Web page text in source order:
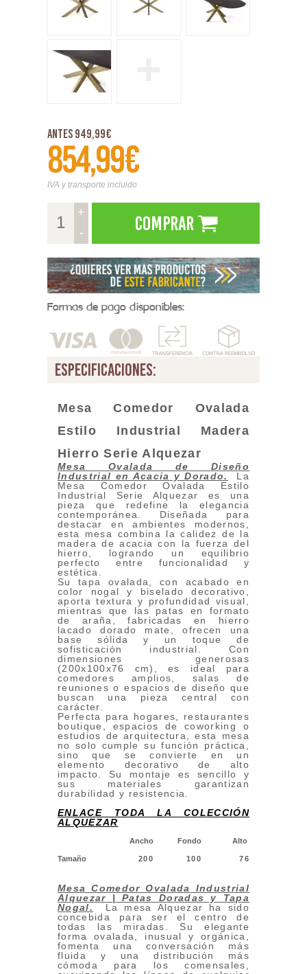
Antes 949,99€
854,99€
IVA y transporte incluido
+
-
Comprar
Formas de pago disponibles:
especificaciones:
Mesa Comedor Ovalada
Estilo Industrial Madera
Hierro Serie A lquezar
Mesa Ovalada de Diseño
Industrial en Acacia y Dorado.
La
Mesa Comedor Ovalada Estilo
Industrial Serie Alquezar es una
pieza que redefine la elegancia
contemporánea. Diseñada para
destacar en ambientes modernos,
esta mesa combina la calidez de la
madera de acacia con la fuerza del
hierro, logrando un equilibrio
perfecto entre funcionalidad y
estética.
Su tapa ovalada, con acabado en
color nogal y biselado decorativo,
aporta textura y profundidad visual,
mientras que las patas en formato
de araña, fabricadas en hierro
lacado dorado mate, ofrecen una
base sólida y un toque de
sofisticación industrial. Con
dimensiones generosas
(200x100x76 cm), es ideal para
comedores amplios, salas de
reuniones o espacios de diseño que
buscan una pieza central con
carácter.
Perfecta para hogares, restaurantes
boutique, espacios de coworking o
estudios de arquitectura, esta mesa
no solo cumple su función práctica,
sino que se convierte en un
elemento decorativo de alto
impacto. Su montaje es sencillo y
sus materiales garantizan
durabilidad y resistencia.
ENLACE TODA LA COLECCIÓN
ALQUEZAR
Ancho Fondo Alto
Tamaño 200 100 76
Mesa Comedor Ovalada Industrial
Alquezar | Patas Doradas y Tapa
Nogal.
La mesa Alquezar ha sido
concebida para ser el centro de
todas las miradas. Su elegante
forma ovalada, inusual y orgánica,
fomenta una conversación más
fluida y una distribución más
cómoda para los comensales,